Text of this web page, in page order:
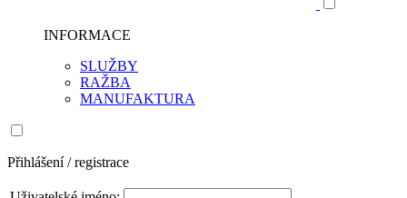
INFORMACE
SLUŽBY
RAŽBA
MANUFAKTURA
Přihlášení / registrace